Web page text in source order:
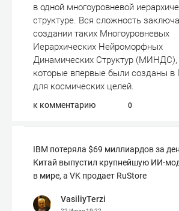
в одной многоуровневой
структуре. Вся сложность
создании таких Многоуровневых
Иерархических Нейроморфных
Динамических Структур (МИНДС),
которые впервые были созданы
для космических целей.
к комментарию 0
IBM потеряла $69 миллиардов за
Китай выпустил крупнейшую ИИ-
в мире, а VK продает RuStore
VasiliyTerzi